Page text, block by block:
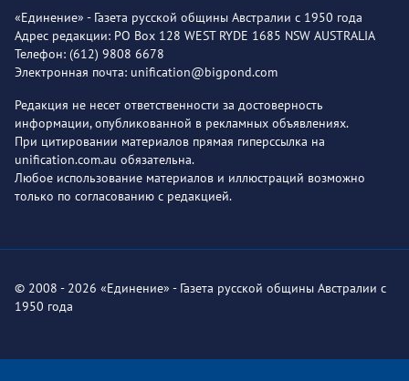
«Единение» - Газета русской общины Австралии с 1950 года
Адрес редакции: PO Box 128 WEST RYDE 1685 NSW AUSTRALIA
Телефон: (612) 9808 6678
Электронная почта: unification@bigpond.com
Редакция не несет ответственности за достоверность
информации, опубликованной в рекламных объявлениях.
При цитировании материалов прямая гиперссылка на
unification.com.au обязательна.
Любое использование материалов и иллюстраций возможно
только по согласованию с редакцией.
© 2008 - 2026 «Единение» - Газета русской общины Австралии с
1950 года